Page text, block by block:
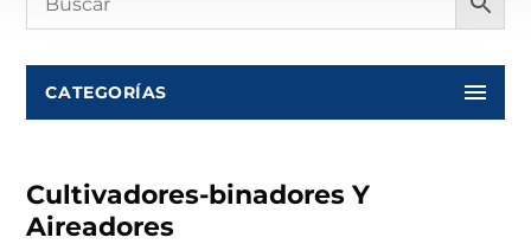
CATEGORÍAS
Cultivadores-binadores Y
Aireadores